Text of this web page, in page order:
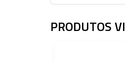
PRODUTOS